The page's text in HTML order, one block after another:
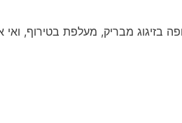
מבריק, מעלפת בטירוף, ואי